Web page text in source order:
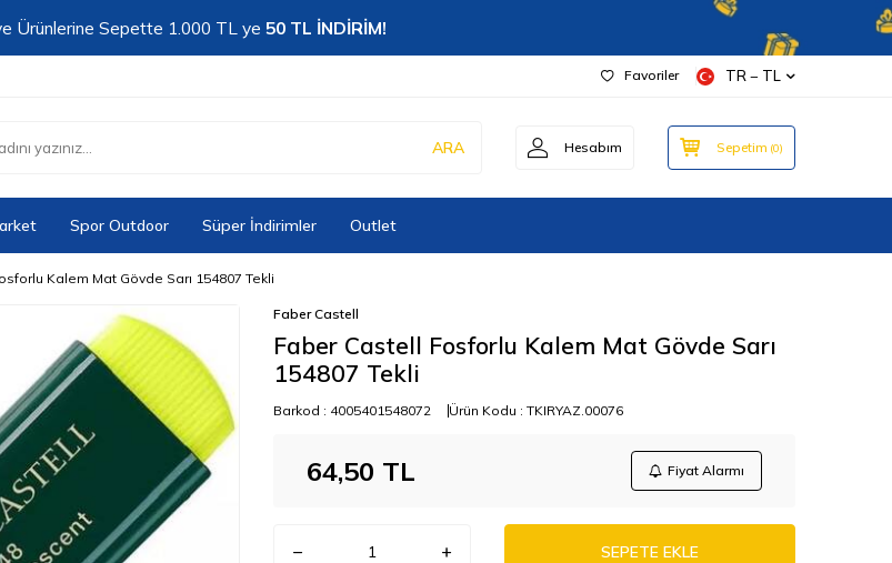
Ürünlerine Sepette 1.000 TL ye 50 TL İNDİRİM!
Favoriler TR − TL
ARA Hesabım Sepetim (0)
Spor Outdoor Süper İndirimler Outlet
Kalem Mat Gövde Sarı 154807 Tekli
Faber Castell
Faber Castell Fosforlu Kalem Mat Gövde Sarı
154807 Tekli
Barkod : 4005401548072 Ürün Kodu : TKIRYAZ.00076
64,50 TL Fiyat Alarmı
SEPETE EKLE